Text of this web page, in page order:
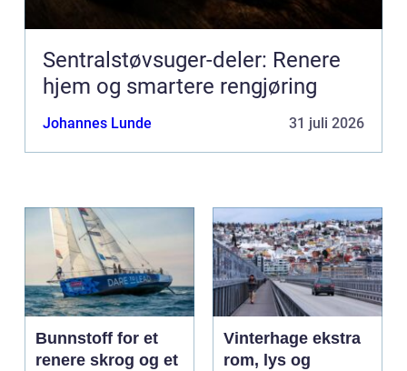
Sentralstøvsuger-deler: Renere
hjem og smartere rengjøring
Johannes Lunde 31 juli 2026
Bunnstoff for et
renere skrog og et
Vinterhage ekstra
rom, lys og